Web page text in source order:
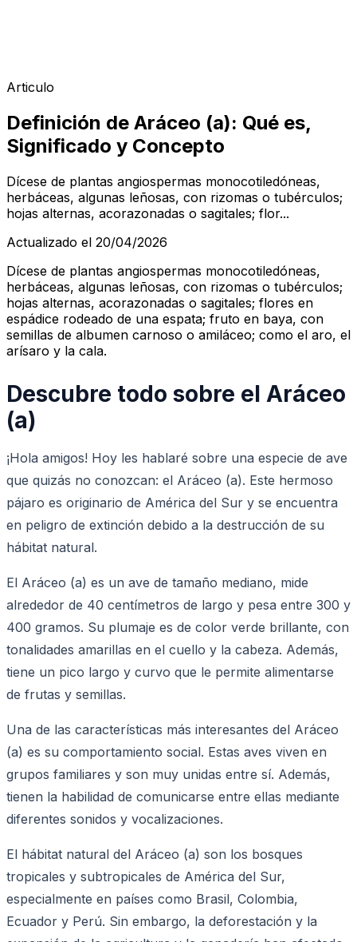
Articulo
Definición de Aráceo (a): Qué es,
Significado y Concepto
Dícese de plantas angiospermas monocotiledóneas,
herbáceas, algunas leñosas, con rizomas o tubérculos;
hojas alternas, acorazonadas o sagitales; flor...
Actualizado el 20/04/2026
Dícese de plantas angiospermas monocotiledóneas,
herbáceas, algunas leñosas, con rizomas o tubérculos;
hojas alternas, acorazonadas o sagitales; flores en
espádice rodeado de una espata; fruto en baya, con
semillas de albumen carnoso o amiláceo; como el aro, el
arísaro y la cala.
Descubre todo sobre el Aráceo
(a)
¡Hola amigos! Hoy les hablaré sobre una especie de ave
que quizás no conozcan: el Aráceo (a). Este hermoso
pájaro es originario de América del Sur y se encuentra
en peligro de extinción debido a la destrucción de su
hábitat natural.
El Aráceo (a) es un ave de tamaño mediano, mide
alrededor de 40 centímetros de largo y pesa entre 300 y
400 gramos. Su plumaje es de color verde brillante, con
tonalidades amarillas en el cuello y la cabeza. Además,
tiene un pico largo y curvo que le permite alimentarse
de frutas y semillas.
Una de las características más interesantes del Aráceo
(a) es su comportamiento social. Estas aves viven en
grupos familiares y son muy unidas entre sí. Además,
tienen la habilidad de comunicarse entre ellas mediante
diferentes sonidos y vocalizaciones.
El hábitat natural del Aráceo (a) son los bosques
tropicales y subtropicales de América del Sur,
especialmente en países como Brasil, Colombia,
Ecuador y Perú. Sin embargo, la deforestación y la